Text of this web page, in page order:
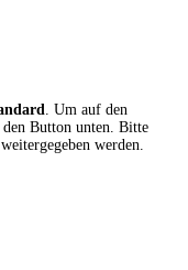
. Um auf den
Button unten. Bitte
werden.